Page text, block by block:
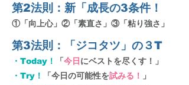
第2法則：新「成長の3条件！
①「向上心」②「素直さ」③「粘り強さ」
第3法則：「ジコタツ」の３T
・Today！ 「 今日 にベストを尽くす！」
・Try！
「今日の可能性を試みる！
」